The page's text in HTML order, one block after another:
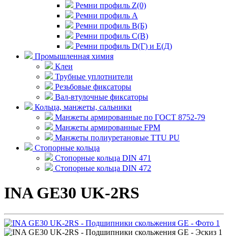
Ремни профиль Z(0)
Ремни профиль А
Ремни профиль В(Б)
Ремни профиль С(В)
Ремни профиль D(Г) и E(Д)
Промышленная химия
Клеи
Трубные уплотнители
Резьбовые фиксаторы
Вал-втулочные фиксаторы
Кольца, манжеты, сальники
Манжеты армированные по ГОСТ 8752-79
Манжеты армированные FPM
Манжеты полиуретановые TTU PU
Стопорные кольца
Стопорные кольца DIN 471
Стопорные кольца DIN 472
INA GE30 UK-2RS